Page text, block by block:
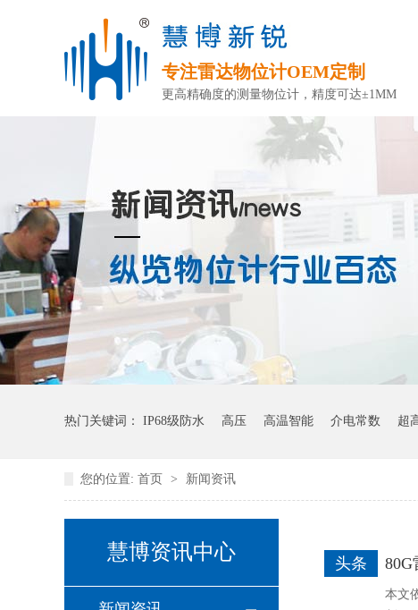
专注雷达物位计OEM定制
更高精确度的测量物位计，精度可达±1MM
热门关键词： IP68级防水 高压 高温智能 介电常数 超
您的位置: 首页 > 新闻资讯
慧博资讯中心 头条
本文